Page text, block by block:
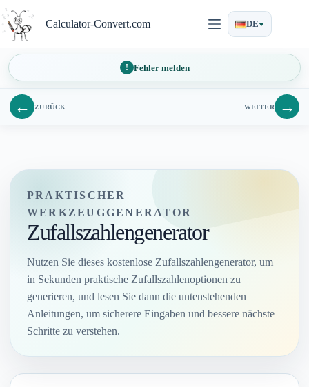
Inhalt
springen
Calculator-Convert.com DE
Fehler melden
← ZURÜCK WEITER →
PRAKTISCHER
WERKZEUGGENERATOR
Zufallszahlengenerator
Nutzen Sie dieses kostenlose Zufallszahlengenerator, um
in Sekunden praktische Zufallszahlenoptionen zu
generieren, und lesen Sie dann die untenstehenden
Anleitungen, um sicherere Eingaben und bessere nächste
Schritte zu verstehen.